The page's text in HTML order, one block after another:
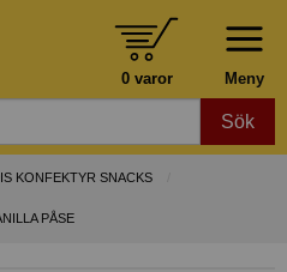
Meny
0 varor
Sök
KONFEKTYR SNACKS
PÅSE